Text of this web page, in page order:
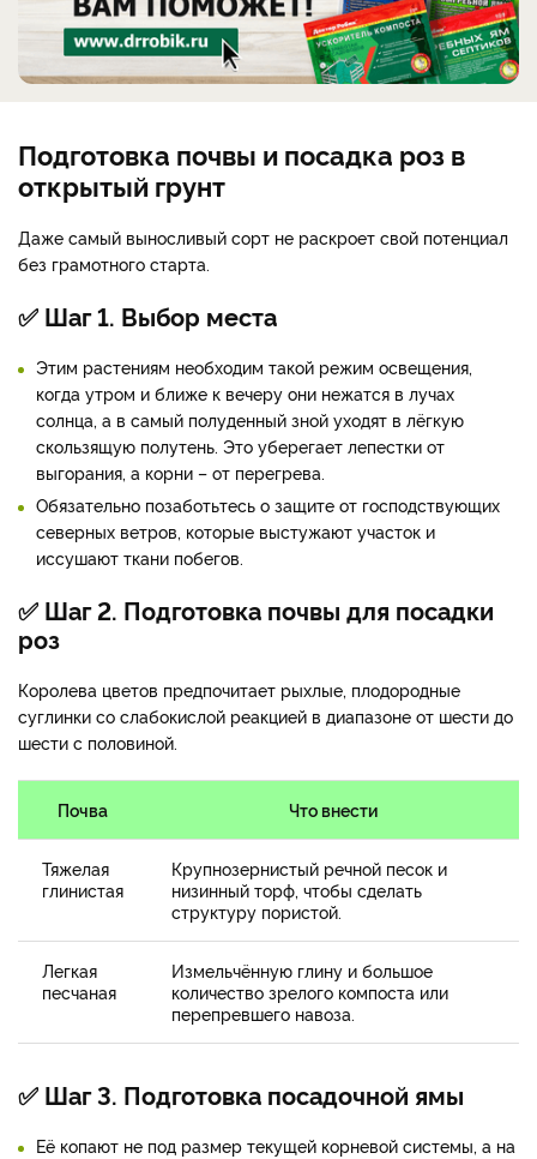
Подготовка почвы и посадка роз в
открытый грунт
Даже самый выносливый сорт не раскроет свой потенциал
без грамотного старта.
✅ Шаг 1. Выбор места
Этим растениям необходим такой режим освещения,
когда утром и ближе к вечеру они нежатся в лучах
солнца, а в самый полуденный зной уходят в лёгкую
скользящую полутень. Это уберегает лепестки от
выгорания, а корни – от перегрева.
Обязательно позаботьтесь о защите от господствующих
северных ветров, которые выстужают участок и
иссушают ткани побегов.
✅ Шаг 2. Подготовка почвы для посадки
роз
Королева цветов предпочитает рыхлые, плодородные
суглинки со слабокислой реакцией в диапазоне от шести до
шести с половиной.
Почва Что внести
Тяжелая
глинистая
Крупнозернистый речной песок и
низинный торф, чтобы сделать
структуру пористой.
Легкая
песчаная
Измельчённую глину и большое
количество зрелого компоста или
перепревшего навоза.
✅ Шаг 3. Подготовка посадочной ямы
Её копают не под размер текущей корневой системы, а на